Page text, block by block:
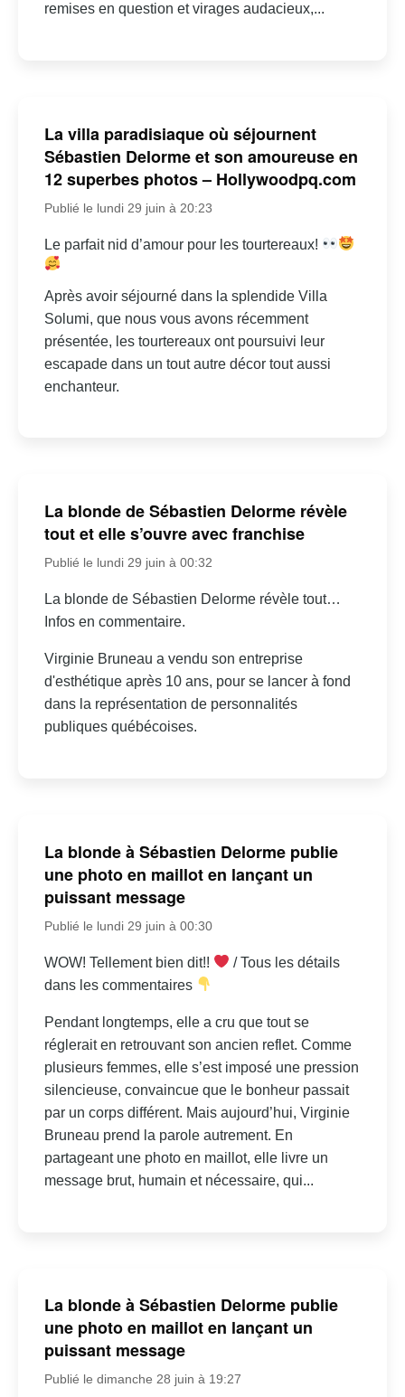
remises en question et virages audacieux,...
La villa paradisiaque où séjournent
Sébastien Delorme et son amoureuse en
12 superbes photos – Hollywoodpq.com
Publié le lundi 29 juin à 20:23
Le parfait nid d’amour pour les tourtereaux!
Après avoir séjourné dans la splendide Villa
Solumi, que nous vous avons récemment
présentée, les tourtereaux ont poursuivi leur
escapade dans un tout autre décor tout aussi
enchanteur.
La blonde de Sébastien Delorme révèle
tout et elle s’ouvre avec franchise
Publié le lundi 29 juin à 00:32
La blonde de Sébastien Delorme révèle tout…
Infos en commentaire.
Virginie Bruneau a vendu son entreprise
d'esthétique après 10 ans, pour se lancer à fond
dans la représentation de personnalités
publiques québécoises.
La blonde à Sébastien Delorme publie
une photo en maillot en lançant un
puissant message
Publié le lundi 29 juin à 00:30
WOW! Tellement bien dit!!
/ Tous les détails
dans les commentaires
Pendant longtemps, elle a cru que tout se
réglerait en retrouvant son ancien reflet. Comme
plusieurs femmes, elle s’est imposé une pression
silencieuse, convaincue que le bonheur passait
par un corps différent. Mais aujourd’hui, Virginie
Bruneau prend la parole autrement. En
partageant une photo en maillot, elle livre un
message brut, humain et nécessaire, qui...
La blonde à Sébastien Delorme publie
une photo en maillot en lançant un
puissant message
Publié le dimanche 28 juin à 19:27